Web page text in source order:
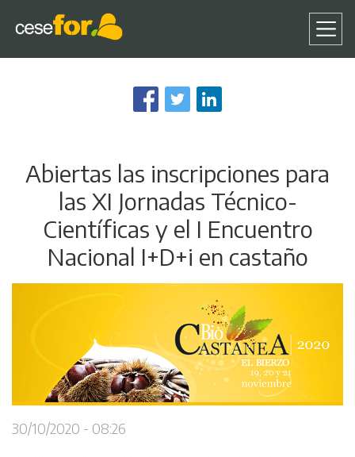
al
contenido
Abiertas las inscripciones para
las XI Jornadas Técnico-
Científicas y el I Encuentro
Nacional I+D+i en castaño
30/10/2020 - 08:26